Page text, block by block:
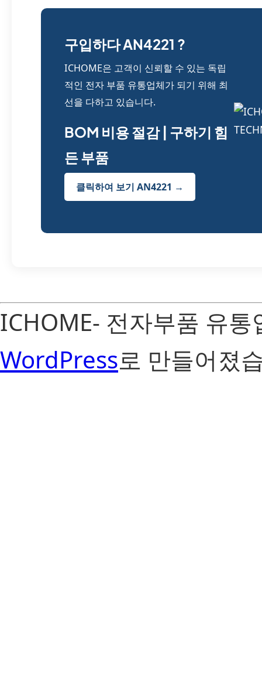
구입하다 AN4221 ?
ICHOME은 고객이 신뢰할 수 있는 독립
적인 전자 부품 유통업체가 되기 위해 최
선을 다하고 있습니다.
BOM 비용 절감 | 구하기 힘
든 부품
클릭하여 보기 AN4221 →
ICHOME- 전자부품 유
WordPress로 만들어졌